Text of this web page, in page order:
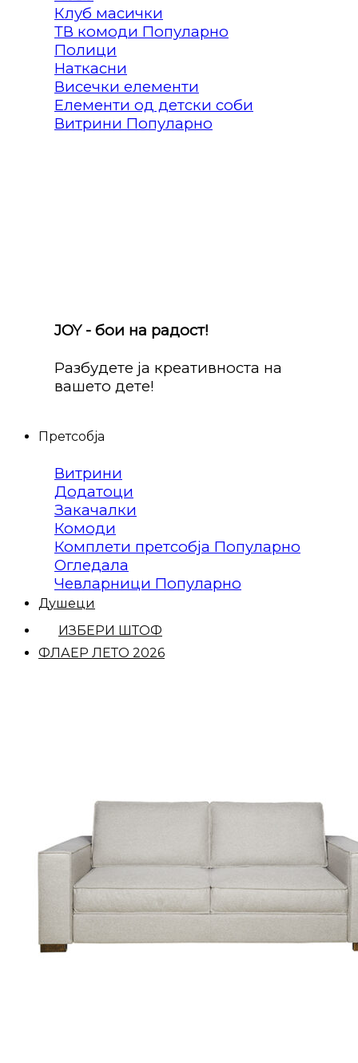
Клуб масички
ТВ комоди
Полици
Наткасни
Висечки елементи
Елементи од детски соби
Витрини
JOY - бои на радост!
Разбудете ја креативноста на
вашето дете!
Претсобја
Витрини
Додатоци
Закачалки
Комоди
Комплети претсобја
Огледала
Чевларници
Душеци
ИЗБЕРИ ШТОФ
ФЛАЕР ЛЕТО 2026